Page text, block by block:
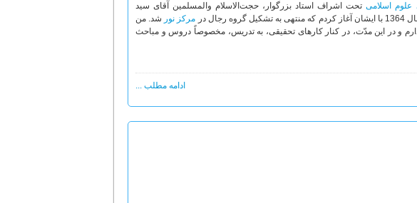
علوم اسلامیتحت اشراف استاد بزرگوار، حجت‌الاسلام والمسلمین آقای سید
در
مرکز نور شد. من
و در این مدّت، در کنار کارهای تحقیقی، به تدریس، مخصوصاً دروس و مباحث
ادامه مطلب ...